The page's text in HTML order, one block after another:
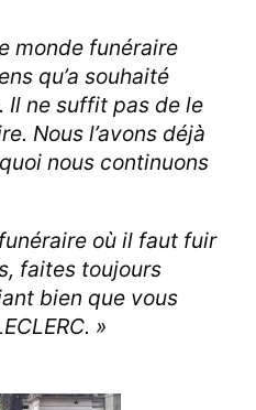
monde funéraire
qu’a souhaité
Il ne suffit pas de le
Nous l’avons déjà
nous continuons
où il faut fuir
faites toujours
bien que vous
»